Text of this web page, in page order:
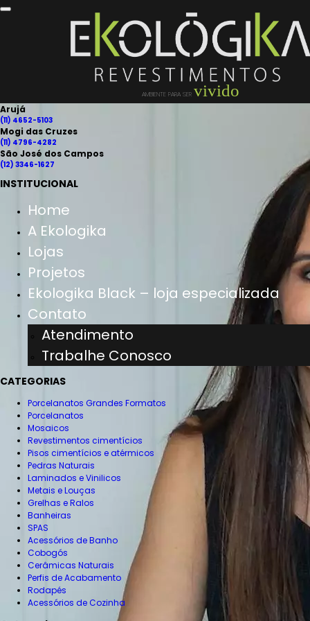
AMBIENTE PARA SER vivido
Arujá
(11) 4652-5103
Mogi das Cruzes
(11) 4796-4282
São José dos Campos
(12) 3346-1627
INSTITUCIONAL
Home
A Ekologika
Lojas
Projetos
Ekologika Black – loja especializada
Contato
Atendimento
Trabalhe Conosco
CATEGORIAS
Porcelanatos Grandes Formatos
Porcelanatos
Mosaicos
Revestimentos cimentícios
Pisos cimentícios e atérmicos
Pedras Naturais
Laminados e Vinilicos
Metais e Louças
Grelhas e Ralos
Banheiras
SPAS
Acessórios de Banho
Cobogós
Cerâmicas Naturais
Perfis de Acabamento
Rodapés
Acessórios de Cozinha